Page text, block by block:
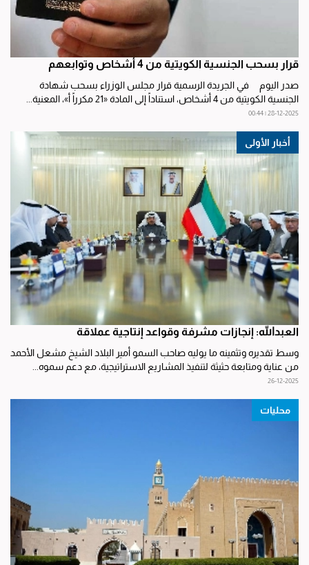
قرار بسحب الجنسية الكويتية من 4 أشخاص وتوابعهم
صدر اليوم في الجريدة الرسمية قرار مجلس الوزراء بسحب شهادة
الجنسية الكويتية من 4 أشخاص، استناداً إلى المادة «21 مكرراً أ»، المعنية...
28-12-2025 | 00:44
أخبار الأولى
العبدالله: إنجازات مشرفة وقواعد إنتاجية عملاقة
وسط تقديره وتثمينه ما يوليه صاحب السمو أمير البلاد الشيخ مشعل الأحمد
من عناية ومتابعة حثيثة لتنفيذ المشاريع الاستراتيجية، مع دعم سموه...
26-12-2025
محليات